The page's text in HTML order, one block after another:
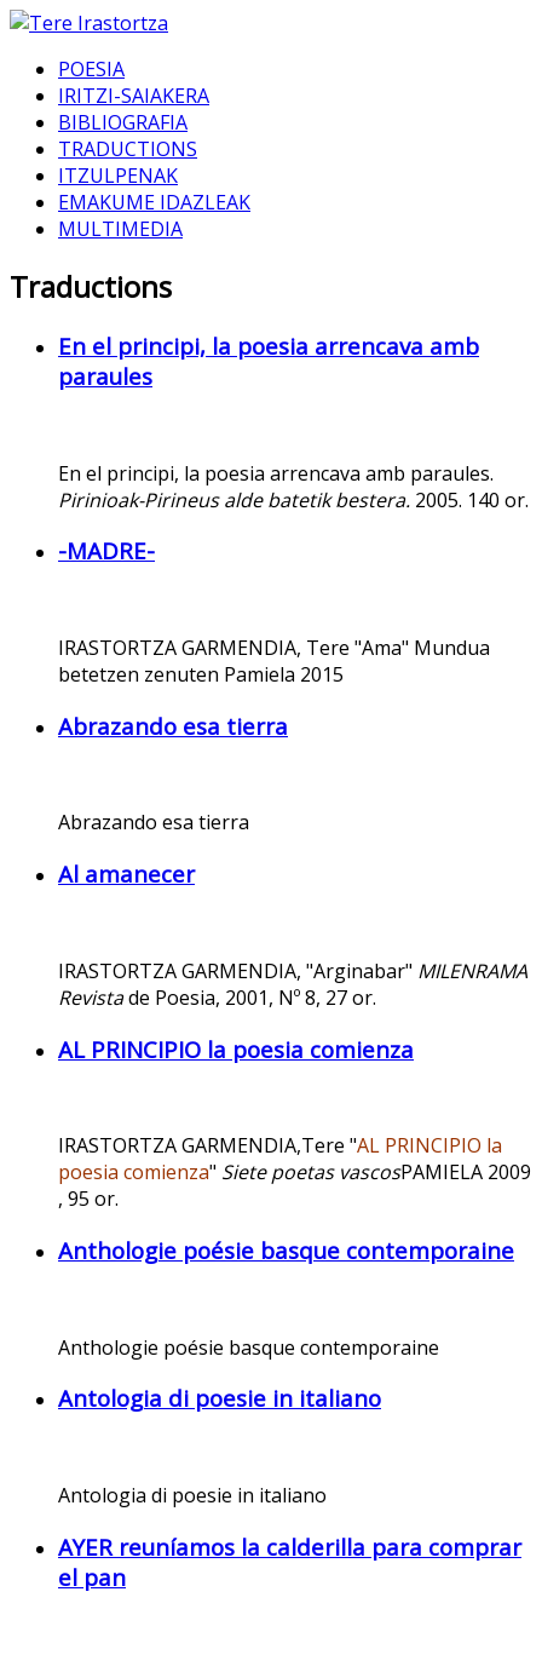
POESIA
IRITZI-SAIAKERA
BIBLIOGRAFIA
TRADUCTIONS
ITZULPENAK
EMAKUME IDAZLEAK
MULTIMEDIA
Traductions
En el principi, la poesia arrencava amb
paraules
En el principi, la poesia arrencava amb paraules.
Pirinioak-Pirineus alde batetik bestera. 2005. 140 or.
-MADRE-
IRASTORTZA GARMENDIA, Tere "Ama" Mundua
betetzen zenuten Pamiela 2015
Abrazando esa tierra
Abrazando esa tierra
Al amanecer
IRASTORTZA GARMENDIA, "Arginabar" MILENRAMA
Revistade Poesia, 2001, Nº 8, 27 or.
AL PRINCIPIO la poesia comienza
IRASTORTZA GARMENDIA,Tere "AL PRINCIPIO la
poesia comienza" Siete poetas vascosPAMIELA 2009
, 95 or.
Anthologie poésie basque contemporaine
Anthologie poésie basque contemporaine
Antologia di poesie in italiano
Antologia di poesie in italiano
AYER reuníamos la calderilla para comprar
el pan